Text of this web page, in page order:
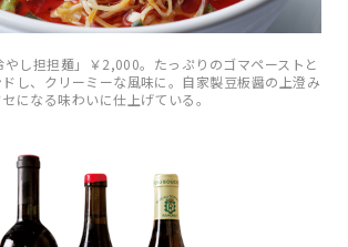
し担担麺」￥2,000。たっぷりのゴマペーストと
し、クリーミーな風味に。自家製豆板醤の上澄み
になる味わいに仕上げている。